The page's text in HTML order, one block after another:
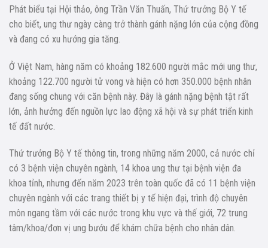
Phát biểu tại Hội thảo, ông Trần Văn Thuấn, Thứ trưởng Bộ Y tế
cho biết, ung thư ngày càng trở thành gánh nặng lớn của cộng đồng
và đang có xu hướng gia tăng.
Ở Việt Nam, hàng năm có khoảng 182.600 người mắc mới ung thư,
khoảng 122.700 người tử vong và hiện có hơn 350.000 bệnh nhân
đang sống chung với căn bệnh này. Đây là gánh nặng bệnh tật rất
lớn, ảnh hưởng đến nguồn lực lao động xã hội và sự phát triển kinh
tế đất nước.
Thứ trưởng Bộ Y tế thông tin, trong những năm 2000, cả nước chỉ
có 3 bệnh viện chuyên ngành, 14 khoa ung thư tại bệnh viện đa
khoa tỉnh, nhưng đến năm 2023 trên toàn quốc đã có 11 bệnh viện
chuyên ngành với các trang thiết bị y tế hiện đại, trình độ chuyên
môn ngang tầm với các nước trong khu vực và thế giới, 72 trung
tâm/khoa/đơn vị ung bướu để khám chữa bệnh cho nhân dân.